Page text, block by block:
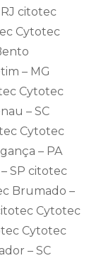
citotec
Cytotec
– MG
Cytotec
– SC
Cytotec
– PA
SP citotec
Brumado –
Cytotec
Cytotec
– SC